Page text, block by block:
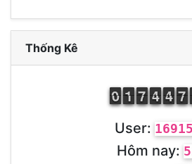
Thống Kê
9
0
0 1
1
1 6
7
7 3
4
4 3
4
4 6
7
7
User:
Hôm nay: